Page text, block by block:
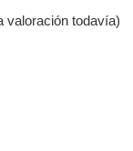
valoración todavía)